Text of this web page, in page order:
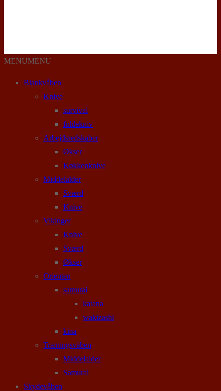
MENUMENU
Blankvåben
Knive
survival
foldekniv
Arbejdsredskaber
Økser
Køkkenknive
Middelalder
Sværd
Knive
Vikinger
Knive
Sværd
Økser
Orienten
samurai
katana
wakizashi
kina
Træningsvåben
Middelalder
Samurai
Skydevåben